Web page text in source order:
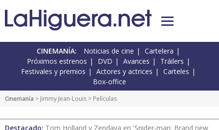
CINEMANÍA: Noticias de cine
Cartelera
Próximos estrenos
DVD Avances
Tráilers
Festivales y premios
Actores y actrices
Carteles
Box-office
Cinemanía > Jimmy Jean-Louis > Películas
Destacado: Tom Holland y Zendaya en 'Spider-man: Brand new